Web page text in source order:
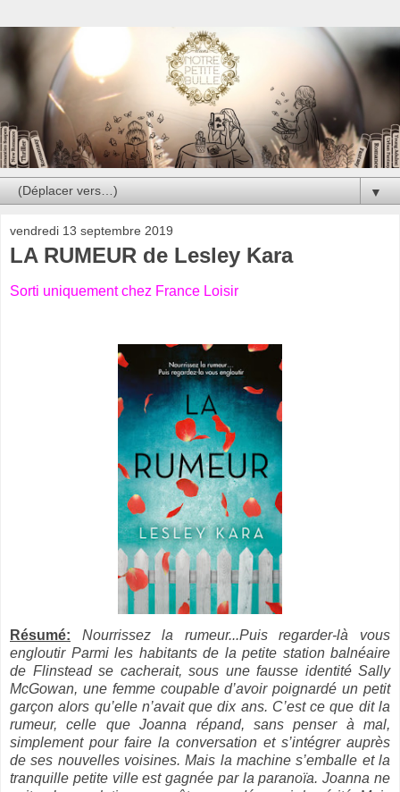
▼
vendredi 13 septembre 2019
LA RUMEUR de Lesley Kara
Sorti uniquement chez France Loisir
Résumé: Nourrissez la rumeur...Puis regarder-là vous
engloutir Parmi les habitants de la petite station balnéaire
de Flinstead se cacherait, sous une fausse identité Sally
McGowan, une femme coupable d’avoir poignardé un petit
garçon alors qu’elle n’avait que dix ans. C’est ce que dit la
rumeur, celle que Joanna répand, sans penser à mal,
simplement pour faire la conversation et s’intégrer auprès
de ses nouvelles voisines. Mais la machine s’emballe et la
tranquille petite ville est gagnée par la paranoïa. Joanna ne